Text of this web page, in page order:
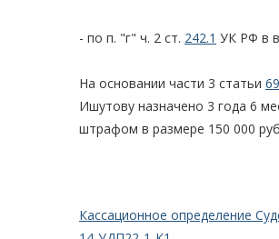
- по п. "г" ч. 2 ст. 242.1 УК РФ в
На основании части 3 статьи 69
Ишутову назначено 3 года 6
штрафом в размере 150 000
Кассационное определение